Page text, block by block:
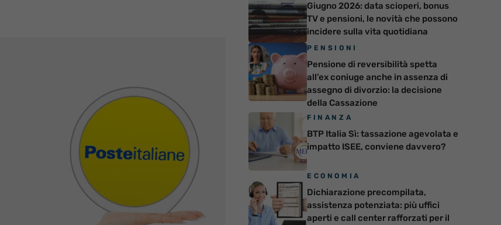
Giugno 2026: data scioperi, bonus
TV e pensioni, le novità che possono
incidere sulla vita quotidiana
PENSIONI
Pensione di reversibilità spetta
all’ex coniuge anche in assenza di
assegno di divorzio: la decisione
della Cassazione
FINANZA
BTP Italia Sì: tassazione agevolata e
impatto ISEE, conviene davvero?
ECONOMIA
Dichiarazione precompilata,
assistenza potenziata: più uffici
aperti e call center rafforzati per il